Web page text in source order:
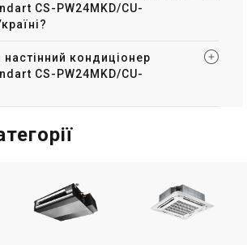
CS-PW24MKD/CU-
настінний кондиціонер
CS-PW24MKD/CU-